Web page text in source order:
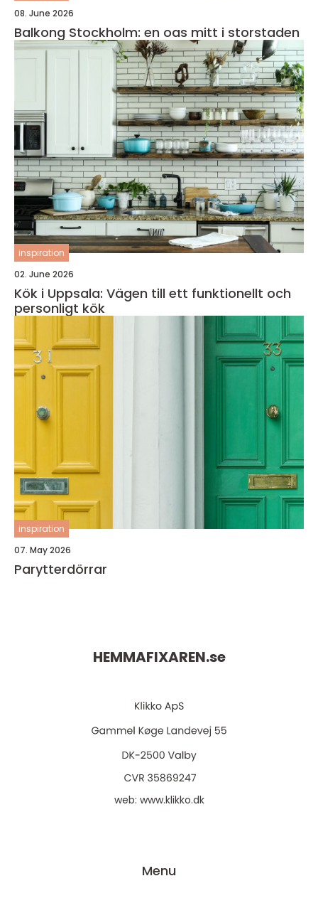
08. June 2026
Balkong Stockholm: en oas mitt i storstaden
inspiration
02. June 2026
Kök i Uppsala: Vägen till ett funktionellt och
personligt kök
inspiration
07. May 2026
Parytterdörrar
HEMMAFIXAREN.se
web: www.klikko.dk
Menu